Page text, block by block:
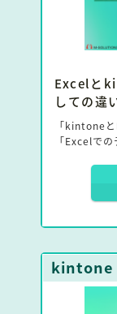
Excelと
しての違
「kintone
「Excelで
そんなお悩
羅的に解説。
両ツールを
て、業務効
kintone